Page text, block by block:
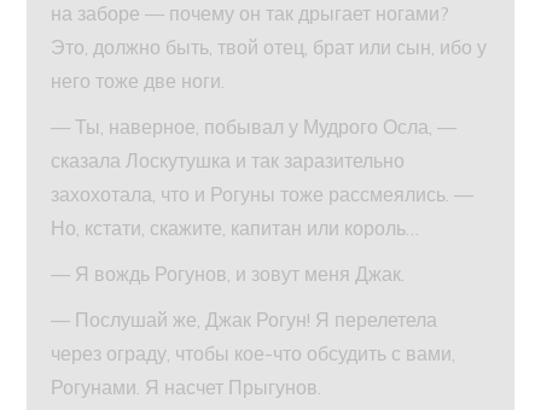
на заборе — почему он так дрыгает ногами?
Это, должно быть, твой отец, брат или сын, ибо у
него тоже две ноги.
— Ты, наверное, побывал у Мудрого Осла, —
сказала Лоскутушка и так заразительно
захохотала, что и Рогуны тоже рассмеялись. —
Но, кстати, скажите, капитан или король…
— Я вождь Рогунов, и зовут меня Джак.
— Послушай же, Джак Рогун! Я перелетела
через ограду, чтобы кое-что обсудить с вами,
Рогунами. Я насчет Прыгунов.